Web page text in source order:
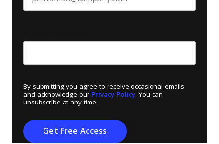
By submitting you agree to receive occasional emails
and acknowledge our Privacy Policy. You can
unsubscribe at any time.